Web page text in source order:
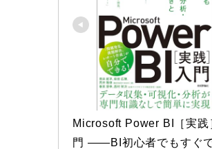
Microsoft Power BI［実践
門 ――BI初心者でもすぐ